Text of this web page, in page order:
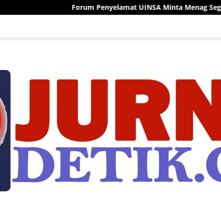
Penyelamat UINSA Minta Menag Segera Putuskan Rektor